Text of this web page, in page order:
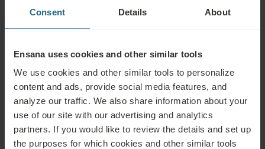
Consent Details About
Ensana uses cookies and other similar tools
We use cookies and other similar tools to personalize
content and ads, provide social media features, and
analyze our traffic. We also share information about your
use of our site with our advertising and analytics
partners. If you would like to review the details and set up
the purposes for which cookies and other similar tools
ᲙᲚᲘᲛᲐᲢᲝᲗᲔᲠᲐᲞᲘᲐ
სპა-ცენტრი აუზი
სამედიცინო
მომსახურება
ველნეს
სერვისები
ფიტნესი კონდიცირება